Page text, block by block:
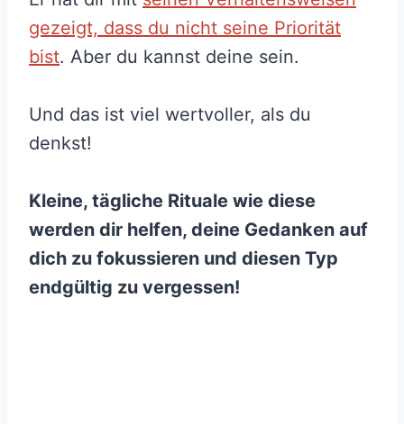
gezeigt, dass du nicht seine Priorität
bist. Aber du kannst deine sein.
Und das ist viel wertvoller, als du
denkst!
Kleine, tägliche Rituale wie diese
werden dir helfen, deine Gedanken auf
dich zu fokussieren und diesen Typ
endgültig zu vergessen!